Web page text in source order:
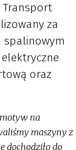
Transport
za
spalinowym
oraz
na
maszyny z
dochodziło do